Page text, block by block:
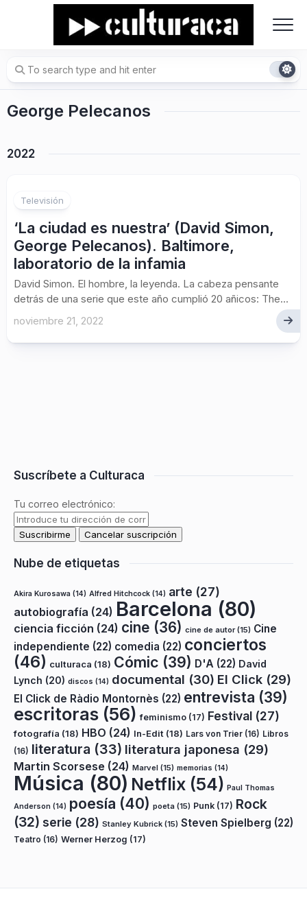
George Pelecanos
2022
Televisión
‘La ciudad es nuestra’ (David Simon,
George Pelecanos). Baltimore,
laboratorio de la infamia
David Simon. El hombre, la leyenda. La cabeza pensante
detrás de una serie que este año cumplió 20 añicos: The...
noviembre 21, 2022
Suscríbete a Culturaca
Tu correo electrónico:
Nube de etiquetas
Akira Kurosawa (14) Alfred Hitchcock (14) arte (27)
autobiografía (24) Barcelona (80)
ciencia ficción (24) cine (36) cine de autor(15) Cine
independiente (22) comedia (22) conciertos
(46) culturaca (18) Cómic (39) D'A (22) David
Lynch (20) discos (14) documental (30) El Click (29)
El Click de Ràdio Montornès (22) entrevista (39)
escritoras (56) feminismo (17) Festival (27)
fotografía (18) HBO (24) In-Edit (18) Lars von Trier (16) Libros
(16) literatura (33) literatura japonesa (29)
Martin Scorsese (24) Marvel (15) memorias (14)
Música (80) Netflix (54) Paul Thomas
Anderson (14) poesía (40) poeta (15) Punk (17) Rock
(32) serie (28) Stanley Kubrick (15) Steven Spielberg (22)
Teatro (16) Werner Herzog (17)